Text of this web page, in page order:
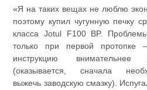
«Я на таких вещах не люблю
поэтому купил чугунную печку
класса Jotul F100 BP.
только при первой протопке
инструкцию внимательнее
(оказывается, сначала
выжечь заводскую смазку).